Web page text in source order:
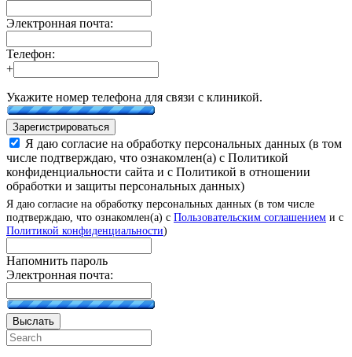
Электронная почта:
Телефон:
+
Укажите номер телефона для связи с клиникой.
Зарегистрироваться
Я даю согласие на обработку персональных данных (в том
числе подтверждаю, что ознакомлен(а) с Политикой
конфиденциальности сайта и с Политикой в отношении
обработки и защиты персональных данных)
Я даю согласие на обработку персональных данных (в том числе
подтверждаю, что ознакомлен(а) с Пользовательским соглашением и с
Политикой конфиденциальности)
Напомнить пароль
Электронная почта:
Выслать